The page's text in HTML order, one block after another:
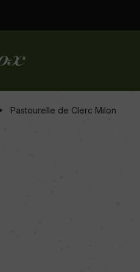
Pastourelle de Clerc Milon